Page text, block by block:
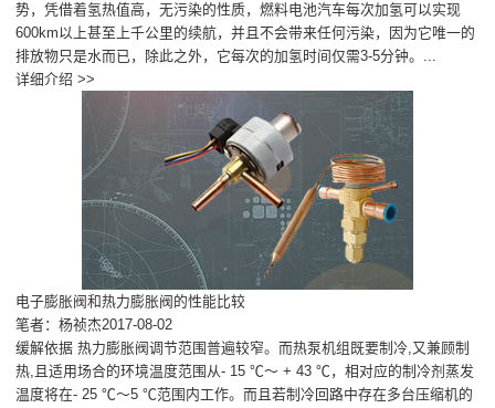
势，凭借着氢热值高，无污染的性质，燃料电池汽车每次加氢可以实现
600km以上甚至上千公里的续航，并且不会带来任何污染，因为它唯一的
排放物只是水而已，除此之外，它每次的加氢时间仅需3-5分钟。...
详细介绍 >>
电子膨胀阀和热力膨胀阀的性能比较
笔者：杨祯杰2017-08-02
缓解依据 热力膨胀阀调节范围普遍较窄。而热泵机组既要制冷,又兼顾制
热,且适用场合的环境温度范围从- 15 ℃～ + 43 ℃，相对应的制冷剂蒸发
温度将在- 25 ℃～5 ℃范围内工作。而且若制冷回路中存在多台压缩机的